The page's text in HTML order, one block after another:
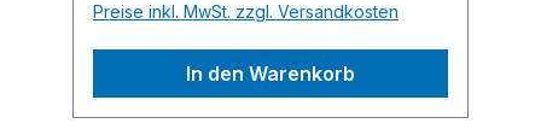
Preise inkl. MwSt. zzgl. Versandkosten
In den Warenkorb